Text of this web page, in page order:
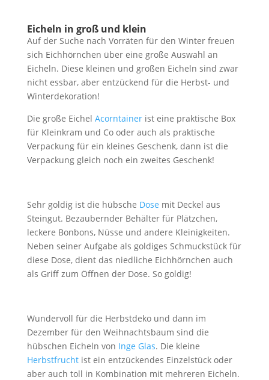
Eicheln in groß und klein
Auf der Suche nach Vorräten für den Winter freuen
sich Eichhörnchen über eine große Auswahl an
Eicheln. Diese kleinen und großen Eicheln sind zwar
nicht essbar, aber entzückend für die Herbst- und
Winterdekoration!
Die große Eichel Acorntainerist eine praktische Box
für Kleinkram und Co oder auch als praktische
Verpackung für ein kleines Geschenk, dann ist die
Verpackung gleich noch ein zweites Geschenk!
Sehr goldig ist die hübsche Dose mit Deckel aus
Steingut. Bezaubernder Behälter für Plätzchen,
leckere Bonbons, Nüsse und andere Kleinigkeiten.
Neben seiner Aufgabe als goldiges Schmuckstück für
diese Dose, dient das niedliche Eichhörnchen auch
als Griff zum Öffnen der Dose. So goldig!
Wundervoll für die Herbstdeko und dann im
Dezember für den Weihnachtsbaum sind die
hübschen Eicheln von Inge Glas. Die kleine
Herbstfruchtist ein entzückendes Einzelstück oder
aber auch toll in Kombination mit mehreren Eicheln.